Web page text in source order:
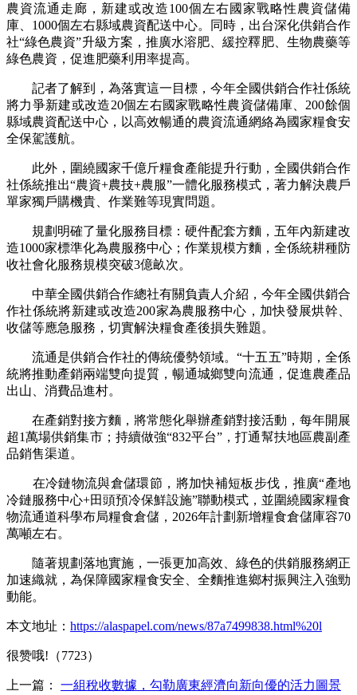
農資流通走廊，新建或改造100個左右國家戰略性農資儲備
庫、1000個左右縣域農資配送中心。同時，出台深化供銷合作
社“綠色農資”升級方案，推廣水溶肥、緩控釋肥、生物農藥等
綠色農資，促進肥藥利用率提高。
記者了解到，為落實這一目標，今年全國供銷合作社係統
將力爭新建或改造20個左右國家戰略性農資儲備庫、200餘個
縣域農資配送中心，以高效暢通的農資流通網絡為國家糧食安
全保駕護航。
此外，圍繞國家千億斤糧食產能提升行動，全國供銷合作
社係統推出“農資+農技+農服”一體化服務模式，著力解決農戶
單家獨戶購機貴、作業難等現實問題。
規劃明確了量化服務目標：硬件配套方麵，五年內新建改
造1000家標準化為農服務中心；作業規模方麵，全係統耕種防
收社會化服務規模突破3億畝次。
中華全國供銷合作總社有關負責人介紹，今年全國供銷合
作社係統將新建或改造200家為農服務中心，加快發展烘幹、
收儲等應急服務，切實解決糧食產後損失難題。
流通是供銷合作社的傳統優勢領域。“十五五”時期，全係
統將推動產銷兩端雙向提質，暢通城鄉雙向流通，促進農產品
出山、消費品進村。
在產銷對接方麵，將常態化舉辦產銷對接活動，每年開展
超1萬場供銷集市；持續做強“832平台”，打通幫扶地區農副產
品銷售渠道。
在冷鏈物流與倉儲環節，將加快補短板步伐，推廣“產地
冷鏈服務中心+田頭預冷保鮮設施”聯動模式，並圍繞國家糧食
物流通道科學布局糧食倉儲，2026年計劃新增糧食倉儲庫容70
萬噸左右。
隨著規劃落地實施，一張更加高效、綠色的供銷服務網正
加速織就，為保障國家糧食安全、全麵推進鄉村振興注入強勁
動能。
本文地址： https://alaspapel.com/news/87a7499838.html%20l
很赞哦!（7723）
上一篇： 一組稅收數據，勾勒廣東經濟向新向優的活力圖景